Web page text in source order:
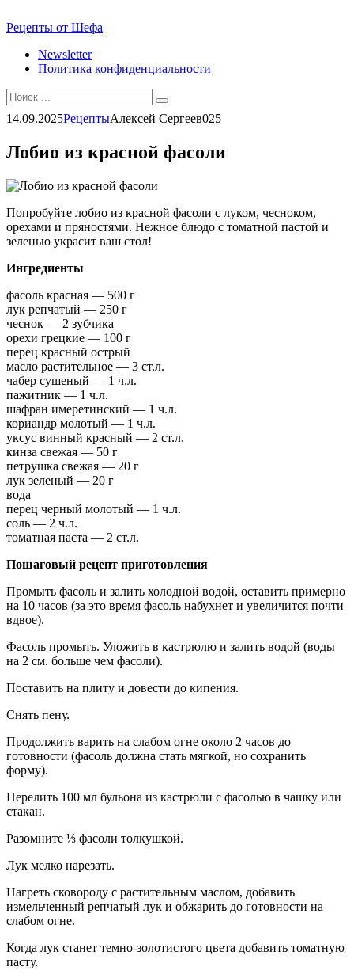
Перейти
контенту
Рецепты от Шефа
Newsletter
Политика конфиденциальности
Search
for:
14.09.2025РецептыАлексей Сергеев025
Лобио из красной фасоли
Попробуйте лобио из красной фасоли с луком, чесноком,
орехами и пряностями. Нежное блюдо с томатной пастой и
зеленью украсит ваш стол!
Ингредиенты
фасоль красная — 500 г
лук репчатый — 250 г
чеснок — 2 зубчика
орехи грецкие — 100 г
перец красный острый
масло растительное — 3 ст.л.
чабер сушеный — 1 ч.л.
пажитник — 1 ч.л.
шафран имеретинский — 1 ч.л.
кориандр молотый — 1 ч.л.
уксус винный красный — 2 ст.л.
кинза свежая — 50 г
петрушка свежая — 20 г
лук зеленый — 20 г
вода
перец черный молотый — 1 ч.л.
соль — 2 ч.л.
томатная паста — 2 ст.л.
Пошаговый рецепт приготовления
Промыть фасоль и залить холодной водой, оставить примерно
на 10 часов (за это время фасоль набухнет и увеличится почти
вдвое).
Фасоль промыть. Уложить в кастрюлю и залить водой (воды
на 2 см. больше чем фасоли).
Поставить на плиту и довести до кипения.
Снять пену.
Продолжить варить на слабом огне около 2 часов до
готовности (фасоль должна стать мягкой, но сохранить
форму).
Перелить 100 мл бульона из кастрюли с фасолью в чашку или
стакан.
Разомните ⅓ фасоли толкушкой.
Лук мелко нарезать.
Нагреть сковороду с растительным маслом, добавить
измельченный репчатый лук и обжарить до готовности на
слабом огне.
Когда лук станет темно-золотистого цвета добавить томатную
пасту.